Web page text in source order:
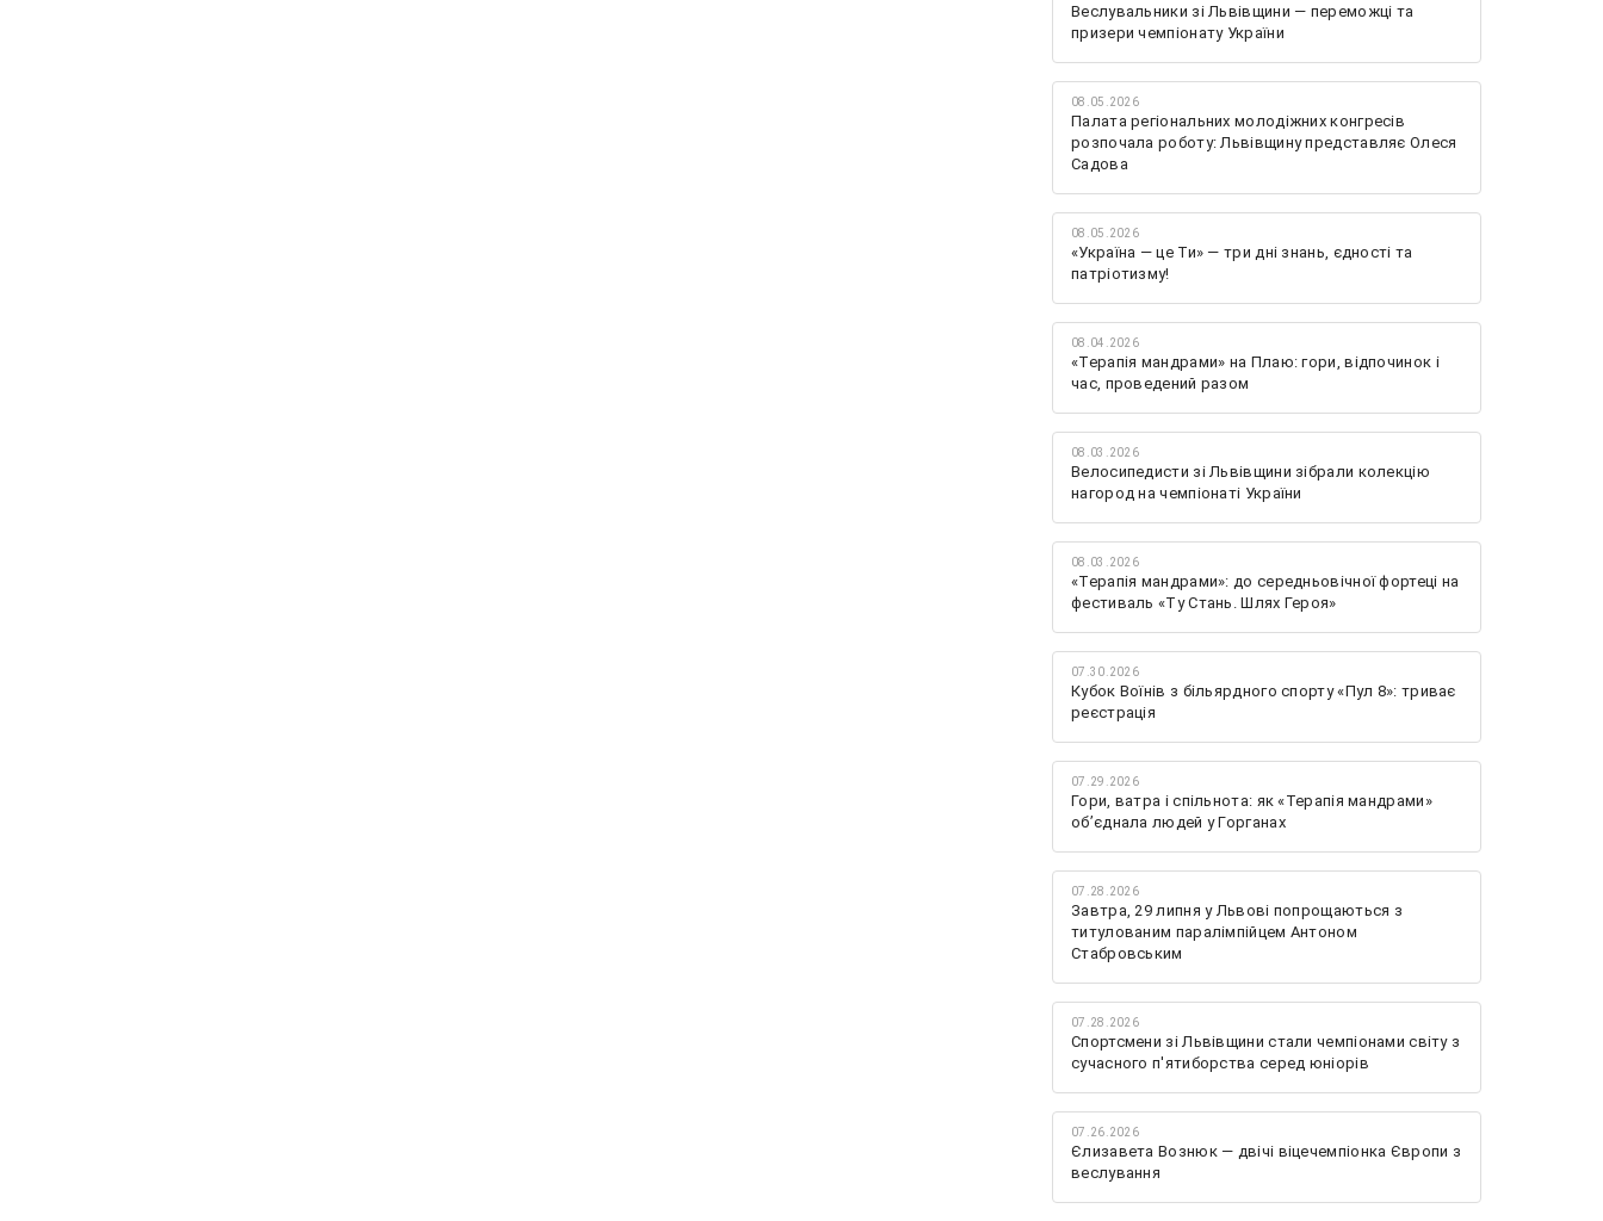
Веслувальники зі Львівщини — переможці та
призери чемпіонату України
08.05.2026
Палата регіональних молодіжних конгресів
розпочала роботу: Львівщину представляє Олеся
Садова
08.05.2026
«Україна — це Ти» — три дні знань, єдності та
патріотизму!
08.04.2026
«Терапія мандрами» на Плаю: гори, відпочинок і
час, проведений разом
08.03.2026
Велосипедисти зі Львівщини зібрали колекцію
нагород на чемпіонаті України
08.03.2026
«Терапія мандрами»: до середньовічної фортеці на
фестиваль «Ту Стань. Шлях Героя»
07.30.2026
Кубок Воїнів з більярдного спорту «Пул 8»: триває
реєстрація
07.29.2026
Гори, ватра і спільнота: як «Терапія мандрами»
об’єднала людей у Горганах
07.28.2026
Завтра, 29 липня у Львові попрощаються з
титулованим паралімпійцем Антоном
Стабровським
07.28.2026
Спортсмени зі Львівщини стали чемпіонами світу з
сучасного п'ятиборства серед юніорів
07.26.2026
Єлизавета Вознюк — двічі віцечемпіонка Європи з
веслування